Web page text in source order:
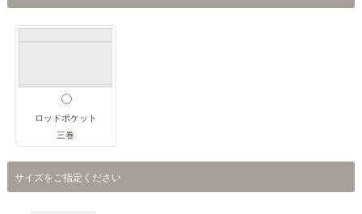
ロッドポケット
三巻
サイズをご指定ください